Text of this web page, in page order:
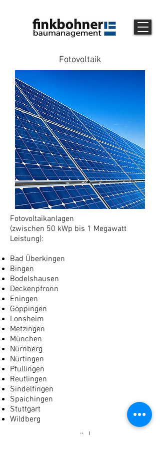
Fotovoltaik
Fotovoltaikanlagen
(zwischen 50 kWp bis 1 Megawatt
Leistung):
Bad Überkingen
Bingen
Bodelshausen
Deckenpfronn
Eningen
Göppingen
Lonsheim
Metzingen
München
Nürnberg
Nürtingen
Pfullingen
Reutlingen
Sindelfingen
Spaichingen
Stuttgart
Wildberg
zurück